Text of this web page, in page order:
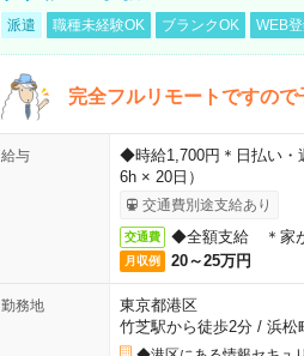
派遣 職種未経験OK ブランクOK WEB
完全フルリモートですの
給与
◆時給1,700円＊日払い・
6h × 20日）
交通費別途支給あり
交通費 ◆全額支給 ＊家
月収例 20～25万円
勤務地
東京都港区
竹芝駅から徒歩2分/ 浜松